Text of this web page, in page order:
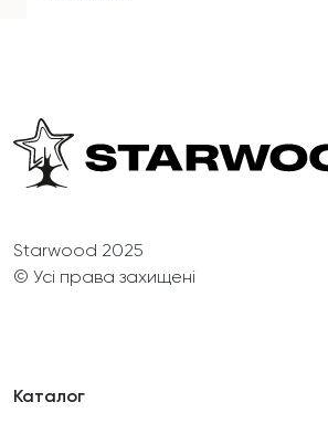
Starwood 2025
© Усі права захищені
Каталог